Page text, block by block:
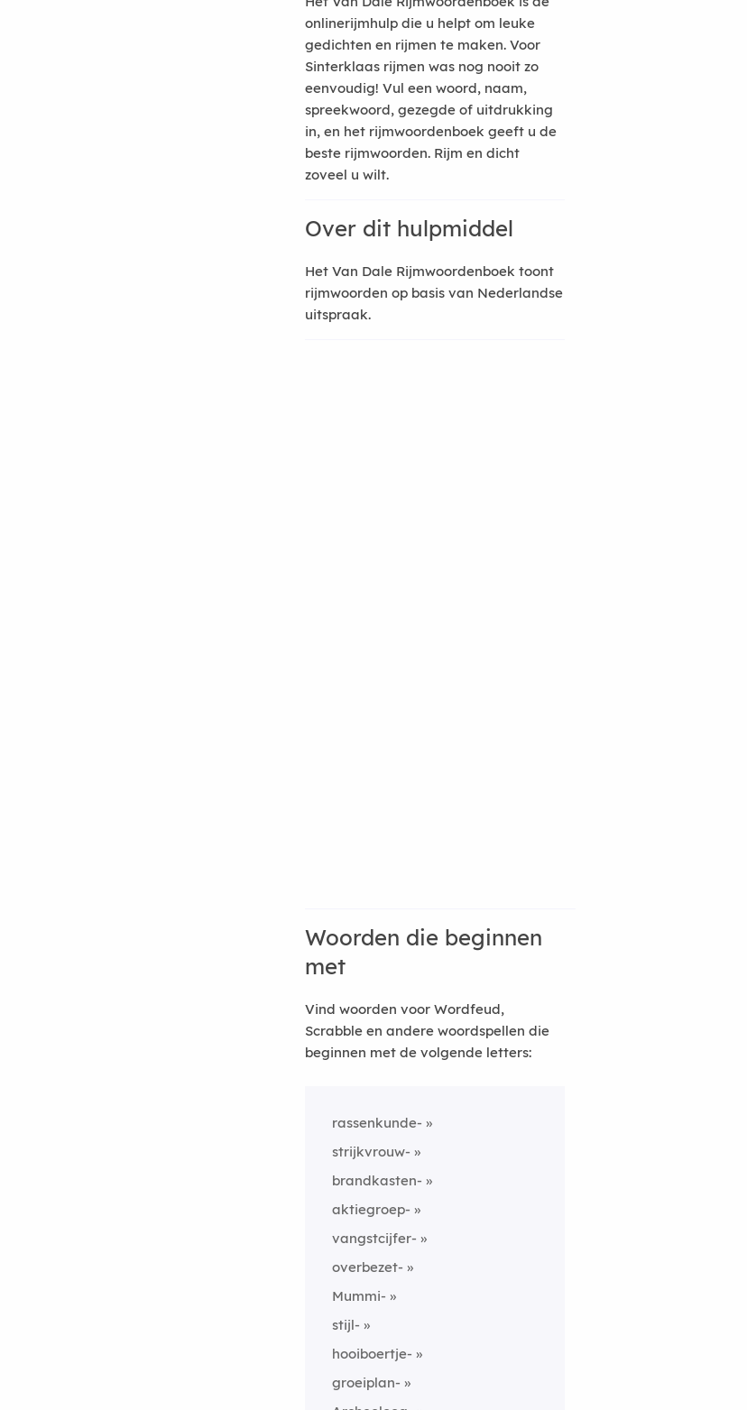
onlinerijmhulp die u helpt om leuke
gedichten en rijmen te maken. Voor
Sinterklaas rijmen was nog nooit zo
eenvoudig! Vul een woord, naam,
spreekwoord, gezegde of uitdrukking
in, en het rijmwoordenboek geeft u de
beste rijmwoorden. Rijm en dicht
zoveel u wilt.
Over dit hulpmiddel
Het Van Dale Rijmwoordenboek toont
rijmwoorden op basis van Nederlandse
uitspraak.
Woorden die beginnen
met
Vind woorden voor Wordfeud,
Scrabble en andere woordspellen die
beginnen met de volgende letters:
rassenkunde-
strijkvrouw-
brandkasten-
aktiegroep-
vangstcijfer-
overbezet-
Mummi-
stijl-
hooiboertje-
groeiplan-